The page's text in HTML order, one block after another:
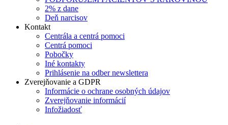
2% z dane
Deň narcisov
Kontakt
Centrála a centrá pomoci
Centrá pomoci
Pobočky
Iné kontakty
Prihlásenie na odber newslettera
Zverejňovanie a GDPR
Informácie o ochrane osobných údajov
Zverejňovanie informácií
Infožiadosť